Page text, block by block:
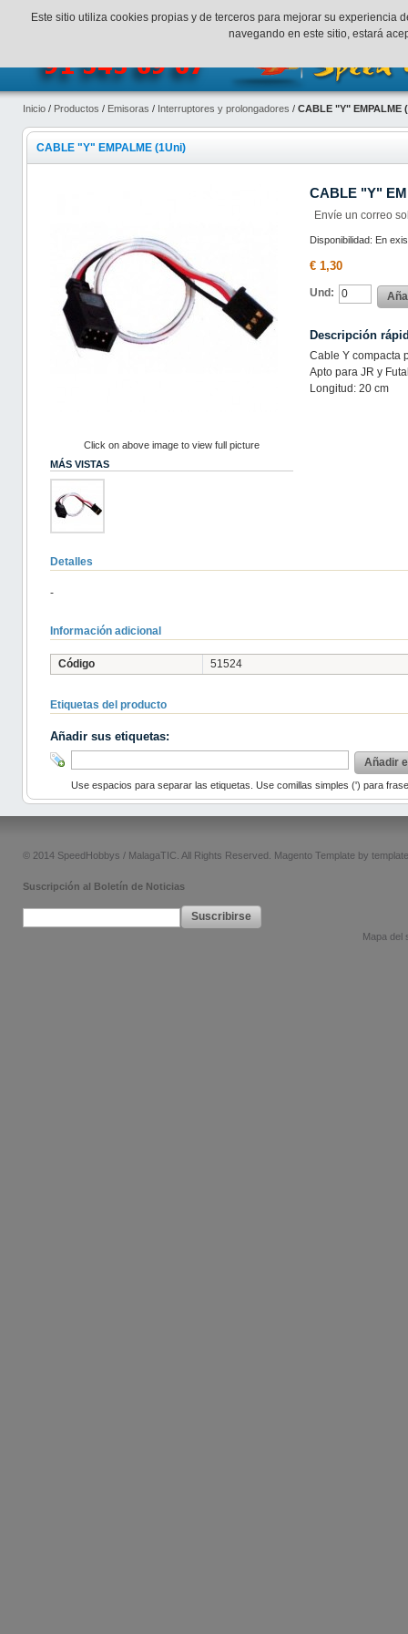
¡Bienvenidos a SpeedHobbys! Mi cuenta Finalizar
Inicio / Productos / Emisoras / Interruptores y prolongadores / CABLE "Y" EMPALME
CABLE "Y" EMPALME (1Uni)
CABLE "Y"
Envíe un correo
Disponibilidad: En
€ 1,30
Und:
Descripción
Cable Y compacta
Apto para JR y
Longitud: 20 cm
Click on above image to view full picture
MÁS VISTAS
Detalles
-
Información adicional
Código 51524
Etiquetas del producto
Añadir sus etiquetas:
Añadir
Use espacios para separar las etiquetas. Use comillas simples (') para
© 2014 SpeedHobbys / MalagaTIC. All Rights Reserved. Magento Template by
Suscripción al Boletín de Noticias
Suscribirse
Mapa del
Este sitio utiliza cookies propias y de terceros para mejorar su
navegando en este sitio, estará